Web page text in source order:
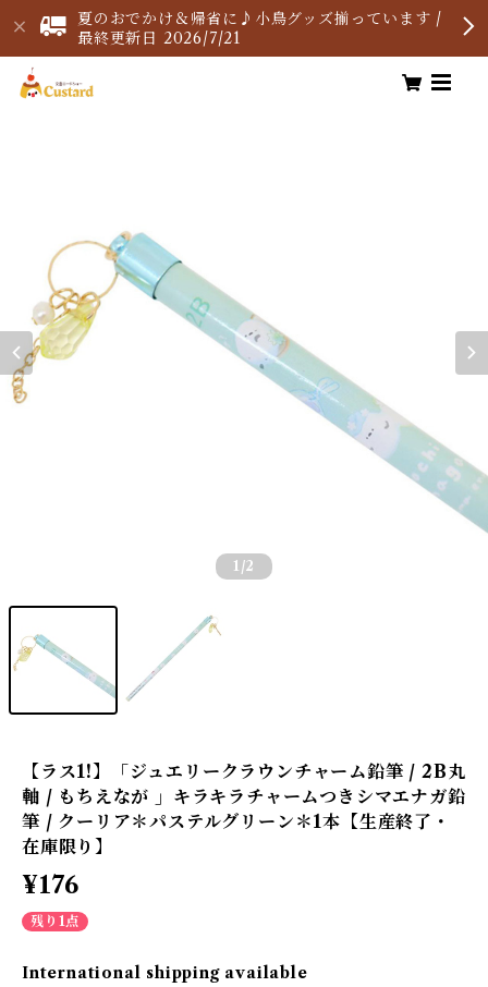
夏のおでかけ＆帰省に♪小鳥グッズ揃っています /
最終更新日 2026/7/21
1 /2
【ラス1!】「ジュエリークラウンチャーム鉛筆 / 2B丸
軸 / もちえなが 」キラキラチャームつきシマエナガ鉛
筆 / クーリア＊パステルグリーン＊1本【生産終了・
在庫限り】
¥176
残り1点
International shipping available